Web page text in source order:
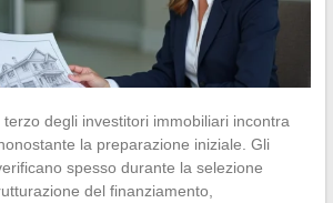
degli investitori immobiliari incontra
la preparazione iniziale. Gli
spesso durante la selezione
del finanziamento,